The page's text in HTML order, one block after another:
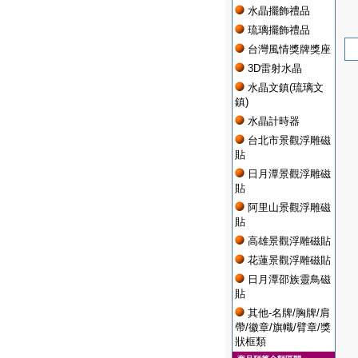
水晶擺飾禮品
琉璃擺飾禮品
台灣風情獎牌獎座
3D雷射水晶
水晶文鎮(琉璃文
鎮)
水晶計時器
台北市景觀浮雕磁
貼
日月潭景觀浮雕磁
貼
阿里山景觀浮雕磁
貼
高雄景觀浮雕磁貼
花蓮景觀浮雕磁貼
日月潭邵族靈鳥磁
貼
其他-名牌/胸牌/肩
帶/徽章/旗幟/臂章/獎
狀框類